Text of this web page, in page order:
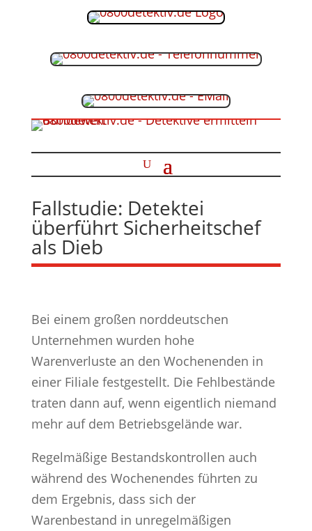
Fallstudie: Detektei
überführt Sicherheitschef
als Dieb
Bei einem großen norddeutschen
Unternehmen wurden hohe
Warenverluste an den Wochenenden in
einer Filiale festgestellt. Die Fehlbestände
traten dann auf, wenn eigentlich niemand
mehr auf dem Betriebsgelände war.
Regelmäßige Bestandskontrollen auch
während des Wochenendes führten zu
dem Ergebnis, dass sich der
Warenbestand in unregelmäßigen